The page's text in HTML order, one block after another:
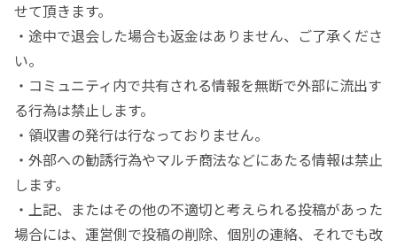
せて頂きます。
・途中で退会した場合も返金はありません、ご了承くださ
い。
・コミュニティ内で共有される情報を無断で外部に流出す
る行為は禁止します。
・領収書の発行は行なっておりません。
・外部への勧誘行為やマルチ商法などにあたる情報は禁止
します。
・上記、またはその他の不適切と考えられる投稿があった
場合には、運営側で投稿の削除、個別の連絡、それでも改